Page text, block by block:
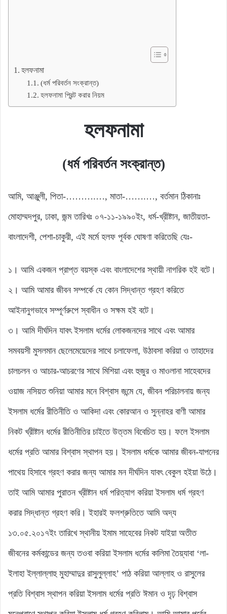
হলফনামা
(ধর্ম পরিবর্তন সংক্রান্ত)
হলফনামা প্রিন্ট করার নিয়ম
হলফনামা
(ধর্ম পরিবর্তন সংক্রান্ত)
আমি, আঞ্জুলী, পিতা-……….…, মাতা-…….…, বর্তমান ঠিকানাঃ
মোহাম্মদপুর, ঢাকা, জন্ম তারিখঃ ০৭-১১-১৯৯০ইং, ধর্ম-খ্রীষ্টান, জাতীয়তা-
বাংলাদেশী, পেশা-চাকুরী, এই মর্মে হলফ পূর্বক ঘোষণা করিতেছি যেঃ-
১। আমি একজন প্রাপ্ত বয়স্ক এবং বাংলাদেশের স্থায়ী নাগরিক হই বটে।
২। আমি আমার জীবন সম্পর্কে যে কোন সিদ্ধান্ত গ্রহণ করিতে
আইনানুগভাবে সম্পূর্ণরুপে স্বাধীন ও সক্ষম হই বটে।
৩। আমি দীর্ঘদিন যাবৎ ইসলাম ধর্মের লোকজনদের সাথে এবং আমার
সমবয়সী মুসলমান ছেলেমেয়েদের সাথে চলাফেলা, উঠাবসা করিয়া ও তাহাদের
চালচলন ও আচার-আচরণের সাথে মিশিয়া এবং হুজুর ও মাওলানা সাহেবদের
ওয়াজ নসিয়ত শুনিয়া আমার মনে বিশ্বাস জন্মে যে, জীবন পরিচালনায় জন্য
ইসলাম ধর্মের রীতিনীতি ও আকিদা এবং কোরআন ও সুন্নাহর বাণী আমার
নিকট খ্রীষ্টান ধর্মের রীতিনীতির চাইতে উত্তম বিবেচিত হয়। ফলে ইসলাম
ধর্মের প্রতি আমার বিশ্বাস স্থাপন হয়। ইসলাম ধর্মকে আমার জীবন-যাপনের
পাথেয় হিসাবে গ্রহণ করার জন্য আমার মন দীর্ঘদিন যাবৎ বেকুল হইয়া উঠে।
তাই আমি আমার পুরাতন খ্রীষ্টান ধর্ম পরিত্যাগ করিয়া ইসলাম ধর্ম গ্রহণ
করার সিদ্ধান্ত গ্রহণ করি। ইহারই ফলশ্রুতিতে আমি অদ্য
১৩.০৫.২০১৭ইং তারিখে স্থানীয় ইমাম সাহেবের নিকট যাইয়া অতীত
জীবনের কর্মকান্ডের জন্য তওবা করিয়া ইসলাম ধর্মের কালিমা তৈয়্যাবা ‘লা-
ইলাহা ইল্লাল্লাহু মুহাম্মাদুর রাসুলুল্লাহ’ পাঠ করিয়া আল্লাহ ও রাসুলের
প্রতি বিশ্বাস স্থাপন করিয়া ইসলাম ধর্মের প্রতি ঈমান ও দৃঢ় বিশ্বাস